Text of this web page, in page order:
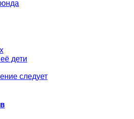
дети
следует